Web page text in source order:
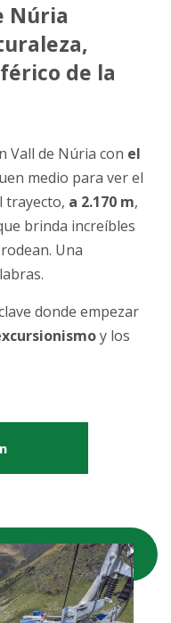
Núria
de la
Vall de Núria con el
medio para ver el
trayecto, a 2.170 m,
brinda increíbles
Una
donde empezar
y los